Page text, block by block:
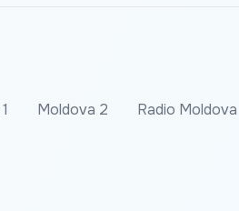
Moldova 2 Radio Moldova